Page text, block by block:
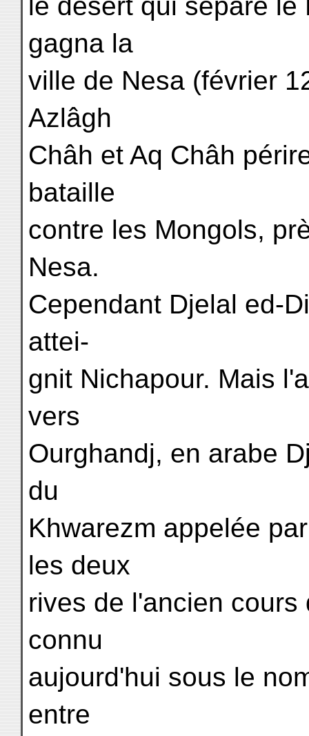
gagna la
ville de Nesa (février
Azlâgh
Châh et Aq Châh
bataille
contre les Mongols,
Nesa.
Cependant Djelal ed-
attei-
gnit Nichapour. Mais
vers
Ourghandj, en arabe
du
Khwarezm appelée
les deux
rives de l'ancien
connu
aujourd'hui sous le
entre